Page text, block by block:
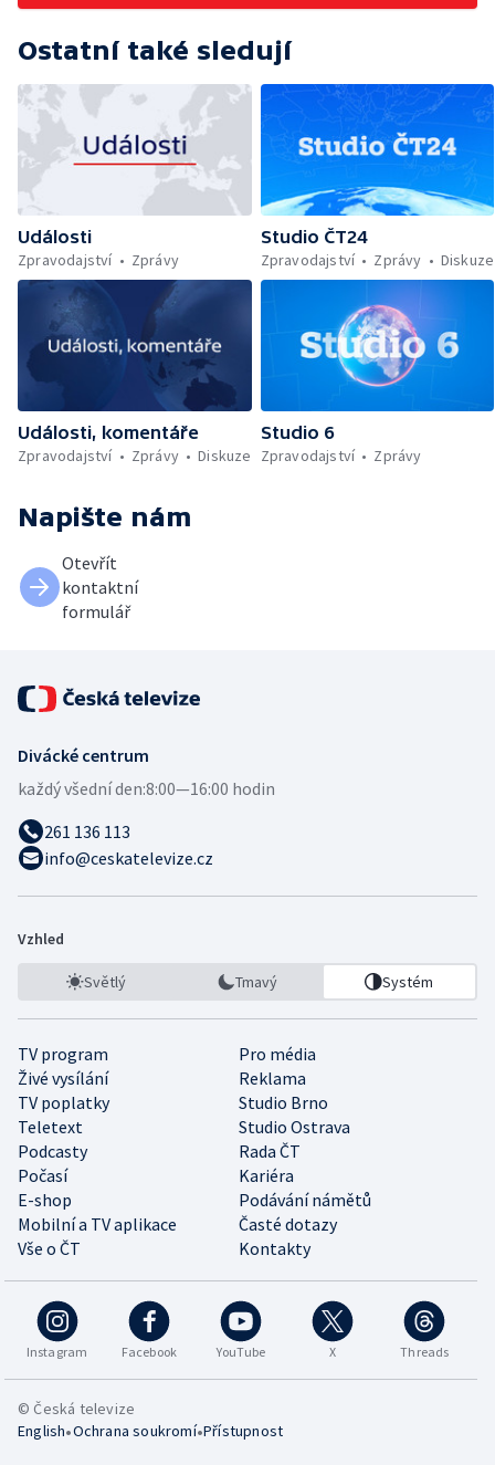
Ostatní také sledují
Události
Zpravodajství
Zprávy
Studio ČT24
Zpravodajství
Zprávy Diskuze
Události, komentáře
Zpravodajství
Zprávy Diskuze
Studio 6
Zpravodajství
Zprávy
Napište nám
Otevřít
kontaktní
formulář
Divácké centrum
každý všední den:8:00—16:00 hodin
261 136 113
info@ceskatelevize.cz
Vzhled
Světlý Tmavý Systém
TV program
Pro média
Živé vysílání
Reklama
TV poplatky
Studio Brno
Teletext
Studio Ostrava
Podcasty
Rada ČT
Počasí
Kariéra
E-shop
Podávání námětů
Mobilní a TV aplikace
Časté dotazy
Vše o ČT
Kontakty
Instagram Facebook YouTube X Threads
© Česká televize
English•Ochrana soukromí•Přístupnost